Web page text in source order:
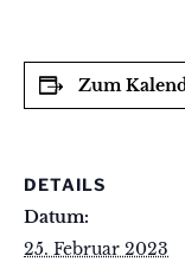
Zum
DETAILS
Datum:
25. Februar 2023